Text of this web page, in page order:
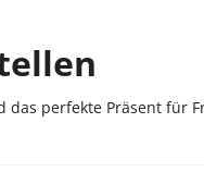
das perfekte Präsent für